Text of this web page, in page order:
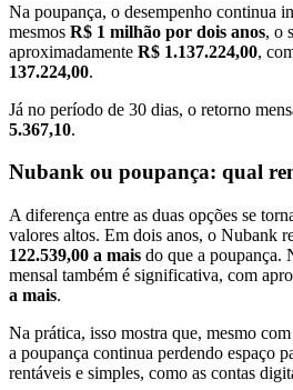
Na poupança, o desempenho continua
mesmos R$ 1 milhão por dois anos, o
aproximadamente R$ 1.137.224,00,
137.224,00.
Já no período de 30 dias, o retorno
5.367,10.
Nubank ou poupança: qual
A diferença entre as duas opções se
valores altos. Em dois anos, o Nubank
122.539,00 a mais do que a poupança.
mensal também é significativa, com
a mais.
Na prática, isso mostra que, mesmo
a poupança continua perdendo espaço
rentáveis e simples, como as contas